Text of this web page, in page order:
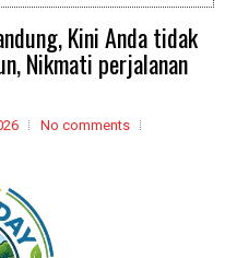
Kini Anda tidak
Nikmati perjalanan
No comments